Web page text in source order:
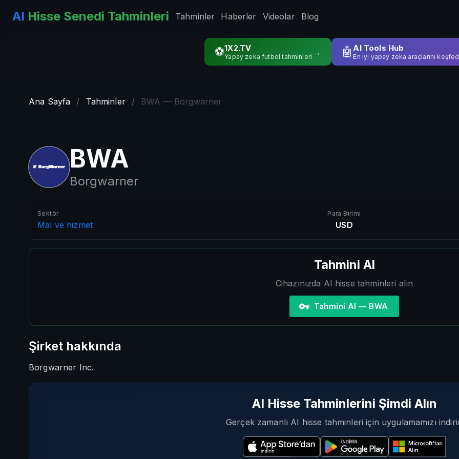
AI Hisse Senedi Tahminleri Tahminler Haberler Videolar Blog
⚽1X2.TV
Yapay zeka futbol tahminleri → 🤖AI Tools Hub
En iyi yapay zeka araçlarını
Ana Sayfa / Tahminler / BWA — Borgwarner
BWA
Borgwarner
Sektör
Mal ve hizmet
Para Birimi
USD
Tahmini Al
Cihazınızda AI hisse tahminleri alın
Tahmini Al — BWA
Şirket hakkında
Borgwarner Inc.
AI Hisse Tahminlerini Şimdi Alın
Gerçek zamanlı AI hisse tahminleri için uygulamamızı